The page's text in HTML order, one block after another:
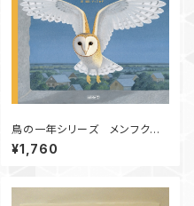
鳥の一年シリーズ メンフクロ
ウ
¥1,760